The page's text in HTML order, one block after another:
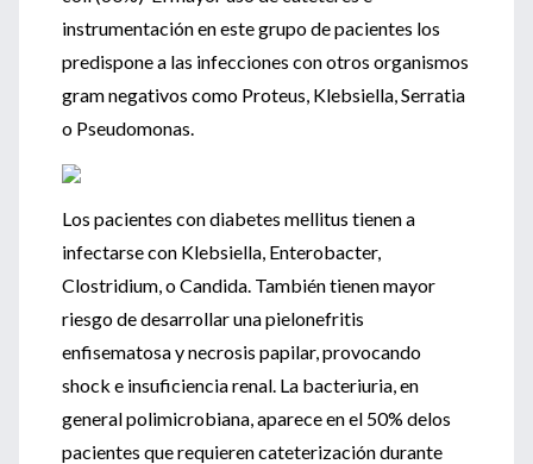
instrumentación en este grupo de pacientes los
predispone a las infecciones con otros organismos
gram negativos como Proteus, Klebsiella, Serratia
o Pseudomonas.
Los pacientes con diabetes mellitus tienen a
infectarse con Klebsiella, Enterobacter,
Clostridium, o Candida. También tienen mayor
riesgo de desarrollar una pielonefritis
enfisematosa y necrosis papilar, provocando
shock e insuficiencia renal. La bacteriuria, en
general polimicrobiana, aparece en el 50% delos
pacientes que requieren cateterización durante